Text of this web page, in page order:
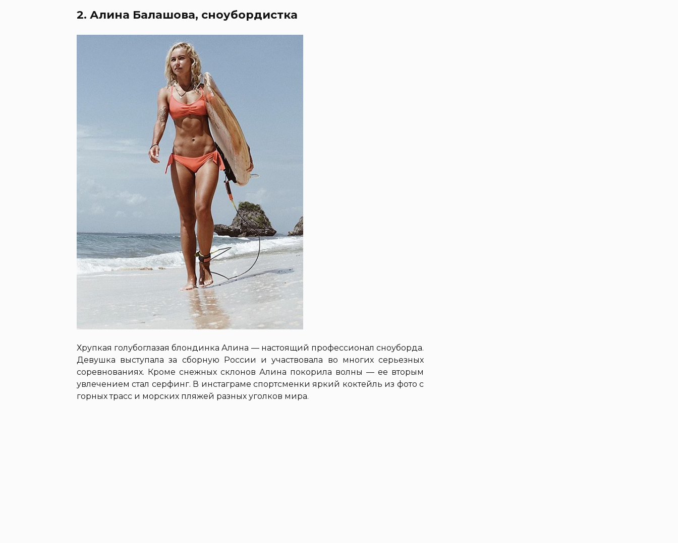
2. Алина Балашова, сноубордистка
Хрупкая голубоглазая блондинка Алина — настоящий профессионал сноуборда.
Девушка выступала за сборную России и участвовала во многих серьезных
соревнованиях. Кроме снежных склонов Алина покорила волны — ее вторым
увлечением стал серфинг. В инстаграме спортсменки яркий коктейль из фото с
горных трасс и морских пляжей разных уголков мира.